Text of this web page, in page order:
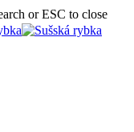
or ESC to close